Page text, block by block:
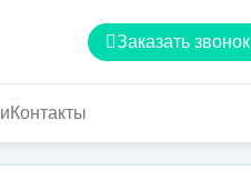
Заказать звонок
Контакты